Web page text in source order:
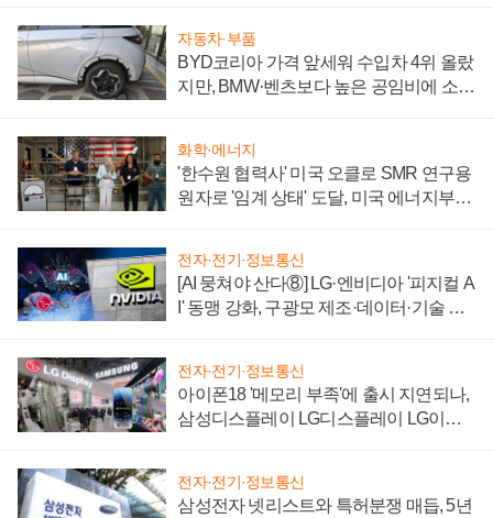
자동차·부품
BYD코리아 가격 앞세워 수입차 4위 올랐
지만, BMW·벤츠보다 높은 공임비에 소비
화학·에너지
'한수원 협력사' 미국 오클로 SMR 연구용
원자로 '임계 상태' 도달, 미국 에너지부
전자·전기·정보통신
[AI 뭉쳐야 산다⑧] LG·엔비디아 '피지컬 A
I' 동맹 강화, 구광모 제조·데이터·기술 결
전자·전기·정보통신
아이폰18 '메모리 부족'에 출시 지연되나,
삼성디스플레이 LG디스플레이 LG이노
전자·전기·정보통신
삼성전자 넷리스트와 특허분쟁 매듭, 5년